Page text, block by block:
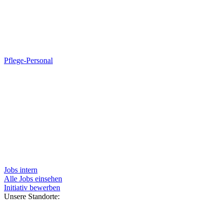
Pflege-Personal
Jobs intern
Alle Jobs einsehen
Initiativ bewerben
Unsere Standorte: